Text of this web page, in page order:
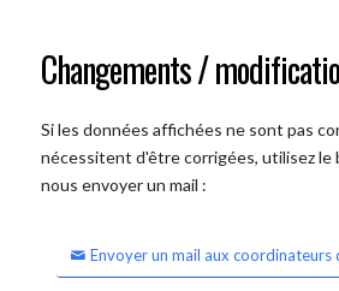
Changements /
Si les données affichées ne sont pas
nécessitent d'être corrigées, utilisez le
nous envoyer un mail :
Envoyer un mail aux coordinateurs